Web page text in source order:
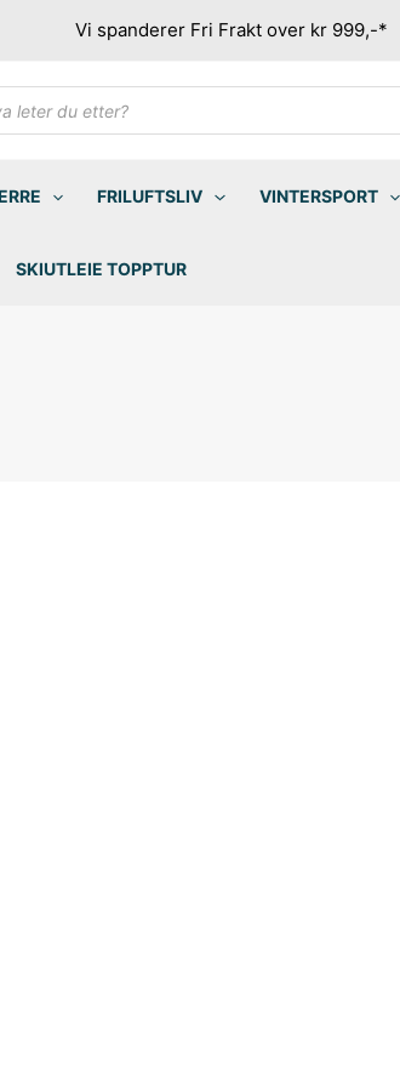
Vi spanderer Fri Frakt over kr 999,-*
FRILUFTSLIV VINTERSPORT
SKIUTLEIE TOPPTUR